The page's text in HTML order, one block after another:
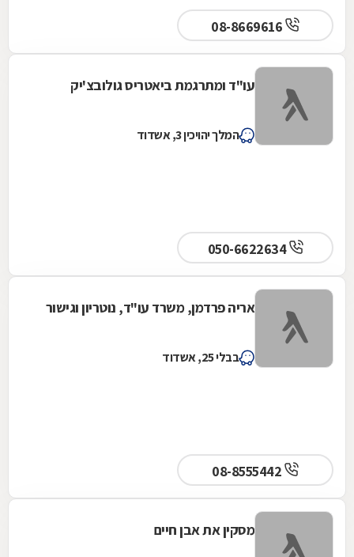
עו"ד ומתרגמת ביאטריס גולובצ'יק
המלך יהויכין 3, אשדוד
050-6622634
אריה פרדמן, משרד עו"ד, נוטריון וגישור
בבלי 25, אשדוד
מסקין את אבן חיים